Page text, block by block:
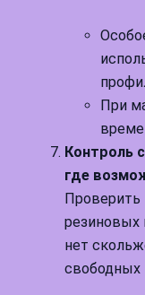
При
Контроль
где
Проверить
резиновых
нет
свободных